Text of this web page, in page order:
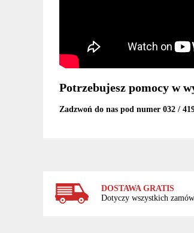
Potrzebujesz pomocy w
Zadzwoń do nas pod numer 032 /
DOSTAWA GRATIS
Dotyczy wszystkich